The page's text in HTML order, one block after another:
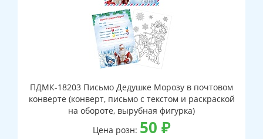
ПДМК-18203 Письмо Дедушке Морозу в почтовом
конверте (конверт, письмо с текстом и раскраской
на обороте, вырубная фигурка)
Цена розн: 50 ₽